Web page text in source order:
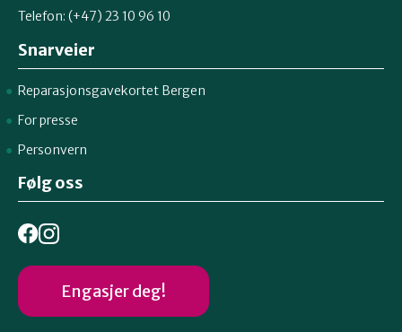
Telefon: (+47) 23 10 96 10
Snarveier
Reparasjonsgavekortet Bergen
For presse
Personvern
Følg oss
Engasjer deg!